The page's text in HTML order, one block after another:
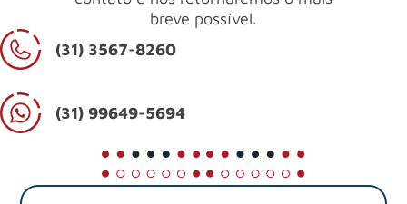
breve possível.
(31) 3567-8260
(31) 99649-5694